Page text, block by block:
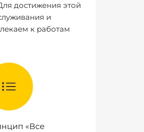
достижения этой
и
к работам
«Все